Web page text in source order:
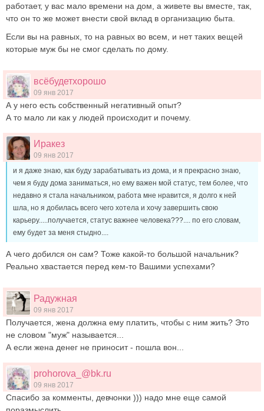
работает, у вас мало времени на дом, а живете вы вместе, так,
что он то же может внести свой вклад в организацию быта.
Если вы на равных, то на равных во всем, и нет таких вещей
которые муж бы не смог сделать по дому.
всёбудетхорошо
09 янв 2017
А у него есть собственный негативный опыт?
А то мало ли как у людей происходит и почему.
Иракез
09 янв 2017
и я даже знаю, как буду зарабатывать из дома, и я прекрасно знаю,
чем я буду дома заниматься, но ему важен мой статус, тем более, что
недавно я стала начальником, работа мне нравится, я долго к ней
шла, но я добилась всего чего хотела и хочу завершить свою
карьеру.....получается, статус важнее человека???.... по его словам,
ему будет за меня стыдно....
А чего добился он сам? Тоже какой-то большой начальник?
Реально хвастается перед кем-то Вашими успехами?
Радужная
09 янв 2017
Получается, жена должна ему платить, чтобы с ним жить? Это
не словом "муж" называется...
А если жена денег не приносит - пошла вон...
prohorova_@bk.ru
09 янв 2017
Спасибо за комменты, девчонки ))) надо мне еще самой